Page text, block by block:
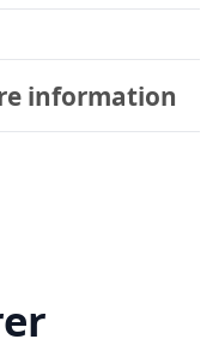
information